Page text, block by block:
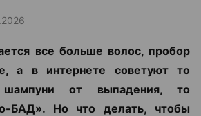
все больше волос, пробор
а в интернете советуют то
от выпадения, то
БАД». Но что делать, чтобы